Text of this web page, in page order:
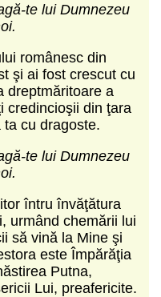
te lui Dumnezeu
românesc din
şi ai fost crescut cu
dreptmăritoare a
credincioşii din ţara
cu dragoste.
te lui Dumnezeu
întru învăţătura
urmând chemării lui
să vină la Mine şi
este Împărăţia
Putna,
Lui, preafericite.